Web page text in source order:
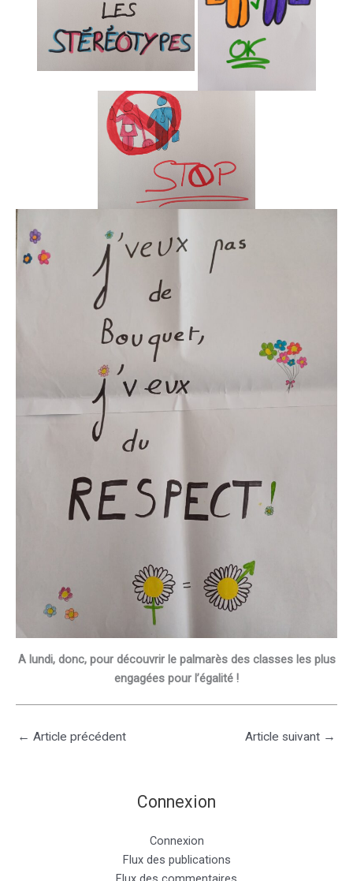
A lundi, donc, pour découvrir le palmarès des classes les plus
engagées pour l’égalité !
← Article précédent Article suivant →
Connexion
Connexion
Flux des publications